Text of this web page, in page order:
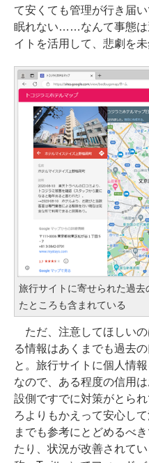
て安くても管理が行き届
眠れない……なんて事態は
イトを活用して、悲劇を未
旅行サイトに寄せられた過
たところも含まれている
ただ、注意してほしい
る情報はあくまでも過去
と。旅行サイトに個人情
なので、ある程度の信用
設側ですでに対策がとら
ろよりもかえって安心し
までも参考にとどめるべ
たり、状況が改善されて